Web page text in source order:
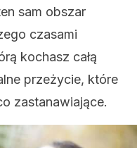
sam obszar
czasami
kochasz całą
przeżycie, które
zastanawiające.